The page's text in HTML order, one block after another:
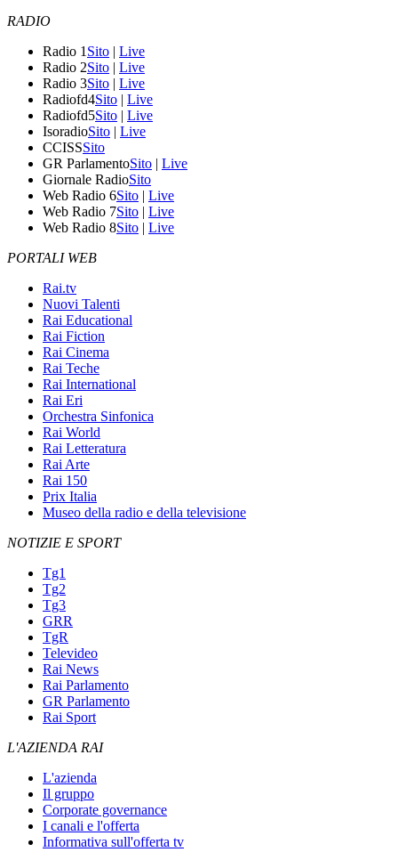
RADIO
Radio 1 Sito | Live
Radio 2Sito | Live
Radio 3Sito | Live
Radiofd4Sito | Live
Radiofd5Sito | Live
IsoradioSito | Live
CCISSSito
GR ParlamentoSito | Live
Giornale RadioSito
Web Radio 6Sito | Live
Web Radio 7Sito | Live
Web Radio 8Sito | Live
PORTALI WEB
Rai.tv
Nuovi Talenti
Rai Educational
Rai Fiction
Rai Cinema
Rai Teche
Rai International
Rai Eri
Orchestra Sinfonica
Rai World
Rai Letteratura
Rai Arte
Rai 150
Prix Italia
Museo della radio e della televisione
NOTIZIE E SPORT
Tg1
Tg2
Tg3
GRR
TgR
Televideo
Rai News
Rai Parlamento
GR Parlamento
Rai Sport
L'AZIENDA RAI
L'azienda
Il gruppo
Corporate governance
I canali e l'offerta
Informativa sull'offerta tv